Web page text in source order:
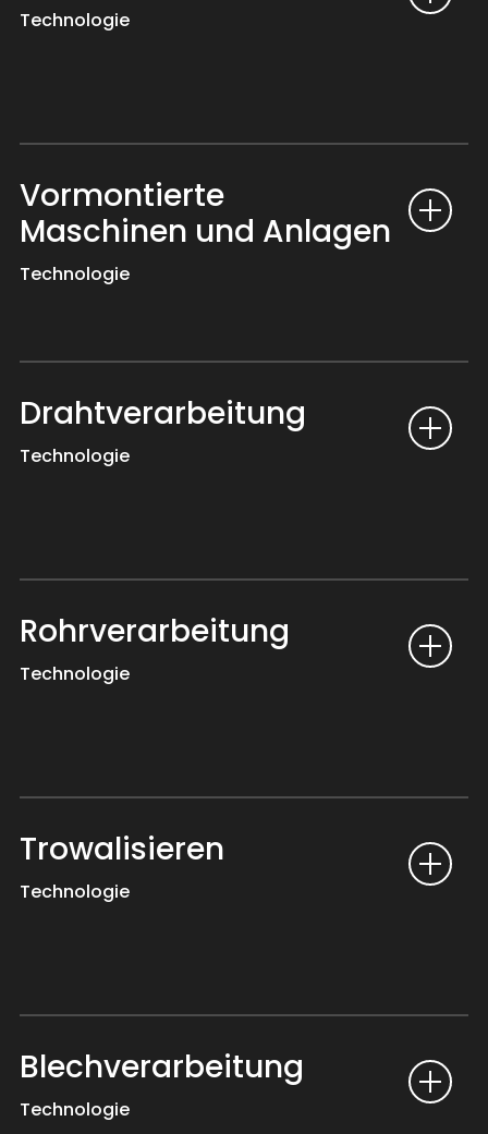
Technologie
Vormontierte
Maschinen und Anlagen
Technologie
Drahtverarbeitung
Technologie
Rohrverarbeitung
Technologie
Trowalisieren
Technologie
Blechverarbeitung
Technologie